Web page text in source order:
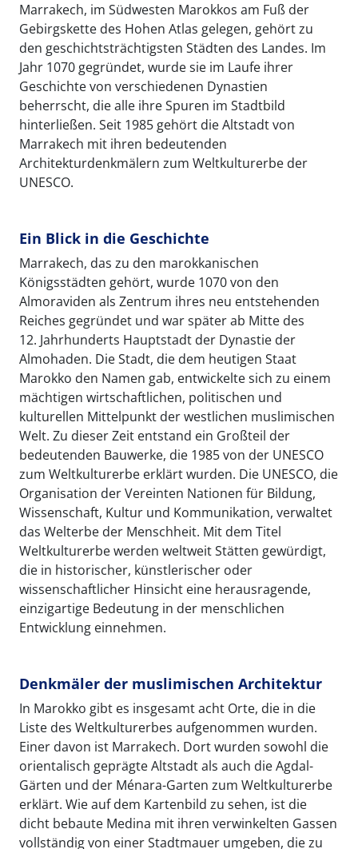
Marrakech, im Südwesten Marokkos am Fuß der
Gebirgskette des Hohen Atlas gelegen, gehört zu
den geschichtsträchtigsten Städten des Landes. Im
Jahr 1070 gegründet, wurde sie im Laufe ihrer
Geschichte von verschiedenen Dynastien
beherrscht, die alle ihre Spuren im Stadtbild
hinterließen. Seit 1985 gehört die Altstadt von
Marrakech mit ihren bedeutenden
Architekturdenkmälern zum Weltkulturerbe der
UNESCO.
Ein Blick in die Geschichte
Marrakech, das zu den marokkanischen
Königsstädten gehört, wurde 1070 von den
Almoraviden als Zentrum ihres neu entstehenden
Reiches gegründet und war später ab Mitte des
12. Jahrhunderts Hauptstadt der Dynastie der
Almohaden. Die Stadt, die dem heutigen Staat
Marokko den Namen gab, entwickelte sich zu einem
mächtigen wirtschaftlichen, politischen und
kulturellen Mittelpunkt der westlichen muslimischen
Welt. Zu dieser Zeit entstand ein Großteil der
bedeutenden Bauwerke, die 1985 von der UNESCO
zum Weltkulturerbe erklärt wurden. Die UNESCO, die
Organisation der Vereinten Nationen für Bildung,
Wissenschaft, Kultur und Kommunikation, verwaltet
das Welterbe der Menschheit. Mit dem Titel
Weltkulturerbe werden weltweit Stätten gewürdigt,
die in historischer, künstlerischer oder
wissenschaftlicher Hinsicht eine herausragende,
einzigartige Bedeutung in der menschlichen
Entwicklung einnehmen.
Denkmäler der muslimischen Architektur
In Marokko gibt es insgesamt acht Orte, die in die
Liste des Weltkulturerbes aufgenommen wurden.
Einer davon ist Marrakech. Dort wurden sowohl die
orientalisch geprägte Altstadt als auch die Agdal-
Gärten und der Ménara-Garten zum Weltkulturerbe
erklärt. Wie auf dem Kartenbild zu sehen, ist die
dicht bebaute Medina mit ihren verwinkelten Gassen
vollständig von einer Stadtmauer umgeben, die zu